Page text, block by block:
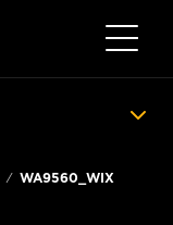
Toggle
WA9560_WIX